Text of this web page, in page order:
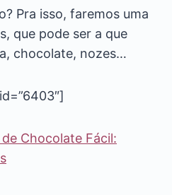
Pra isso, faremos uma
que pode ser a que
chocolate, nozes…
Chocolate Fácil: